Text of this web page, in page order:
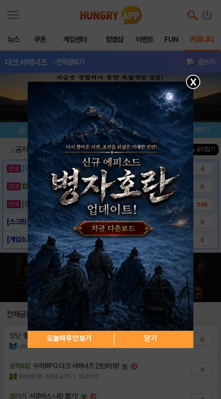
뉴스 쿠폰 게임센터 헝앱샵 이벤트 FUN 커뮤니티
다크서머너즈 - 전체글보기 글쓰기
메뉴 이벤트/미션 설치/평가 즐겨찾기
공지사항 진행중인 이벤트0건 ▲ 공지접기
[이벤트] 웃음으로 매일매일 해피! 유머 게시.. 4
밥알이의 헝앱통신 ⑲ “밥알이, 드디어 멀티를.. 0
[안내] 헝그리앱 필수 상식! 밥알 획득 안내.. 248
[스크린샷] - 다크 서머너즈 0
[게임소개] - 다크 서머너즈 0
전체글보기
잡담 좋은하루
LittleStart
0
공략&팁 수작RPG 다크 서머너즈 간단리뷰!
프리게이머 조회수:435 | 19.03.10
0
갤러리 서큐버스 나온 뽑기!
X
오늘하루 안보기 닫기